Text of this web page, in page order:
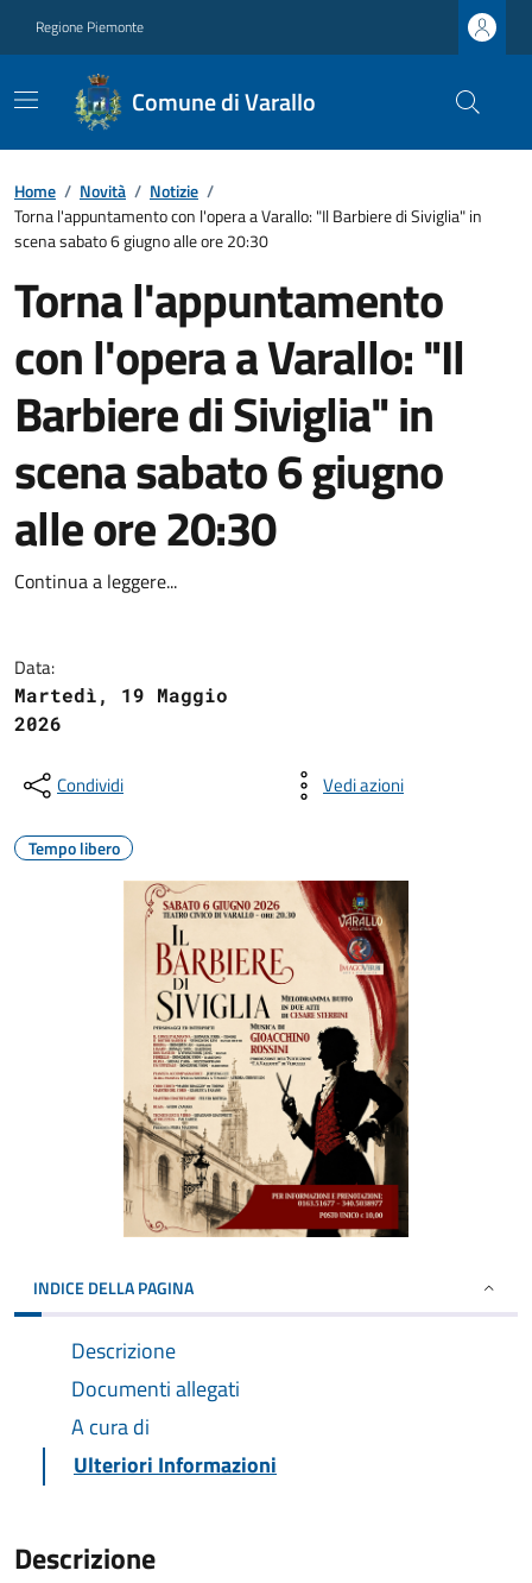
Regione Piemonte
Comune di Varallo
Home / Novità / Notizie /
Torna l'appuntamento con l'opera a Varallo: "Il Barbiere di Siviglia" in
scena sabato 6 giugno alle ore 20:30
Torna l'appuntamento
con l'opera a Varallo: "Il
Barbiere di Siviglia" in
scena sabato 6 giugno
alle ore 20:30
Continua a leggere...
Data:
Martedì, 19 Maggio
2026
Condividi Vedi azioni
Tempo libero
INDICE DELLA PAGINA
Descrizione
Documenti allegati
A cura di
Ulteriori Informazioni
Descrizione